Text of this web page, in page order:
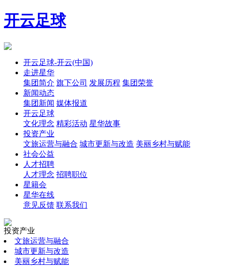
开云足球
开云足球-开云(中国)
走进星华
集团简介 旗下公司 发展历程 集团荣誉
新闻动态
集团新闻 媒体报道
开云足球
文化理念 精彩活动 星华故事
投资产业
文旅运营与融合 城市更新与改造 美丽乡村与赋能
社会公益
人才招聘
人才理念 招聘职位
星籍会
星华在线
意见反馈 联系我们
投资产业
文旅运营与融合
城市更新与改造
美丽乡村与赋能